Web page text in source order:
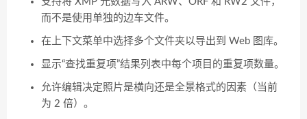
而不是使用单独的边车文件。
在上下文菜单中选择多个文件夹以导出到 Web 图库。
显示“查找重复项”结果列表中每个项目的重复项数量。
允许编辑决定照片是横向还是全景格式的因素（当前
为 2 倍）。